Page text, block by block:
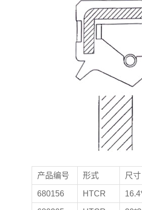
产品编号 形式 尺寸
680156 HTCR